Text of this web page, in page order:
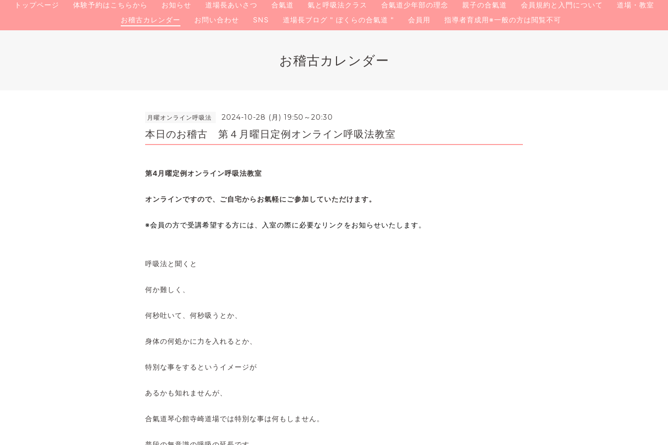
トップページ 体験予約はこちらから お知らせ 道場長あいさつ 合氣道 氣と呼吸法クラス 合氣道少年部の理念 親子の合氣道 会員規約と入門について
道場・教室
お稽古カレンダー
お問い合わせ SNS 道場長ブログ " ぼくらの合氣道 " 会員用 指導者育成用※一般の方は閲覧不可
お稽古カレンダー
月曜オンライン呼吸法 2024-10-28 (月) 19:50～20:30
本日のお稽古 第４月曜日定例オンライン呼吸法教室
第4月曜定例オンライン呼吸法教室
オンラインですので、ご自宅からお氣軽にご参加していただけます。
※会員の方で受講希望する方には、入室の際に必要なリンクをお知らせいたします。
呼吸法と聞くと
何か難しく、
何秒吐いて、何秒吸うとか、
身体の何処かに力を入れるとか、
特別な事をするというイメージが
あるかも知れませんが、
合氣道琴心館寺崎道場では特別な事は何もしません。